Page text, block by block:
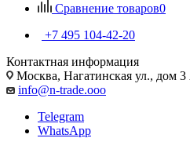
Сравнение товаров0
+7 495 104-42-20
Контактная информация
Москва, Нагатинская ул., дом 3
info@n-trade.ooo
Telegram
WhatsApp